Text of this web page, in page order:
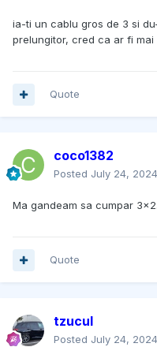
ia-ti un cablu gros de 3 si
prelungitor, cred ca ar fi mai
Quote
coco1382
Posted July 24, 2024
Ma gandeam sa cumpar
Quote
tzucul
Posted July 24, 2024